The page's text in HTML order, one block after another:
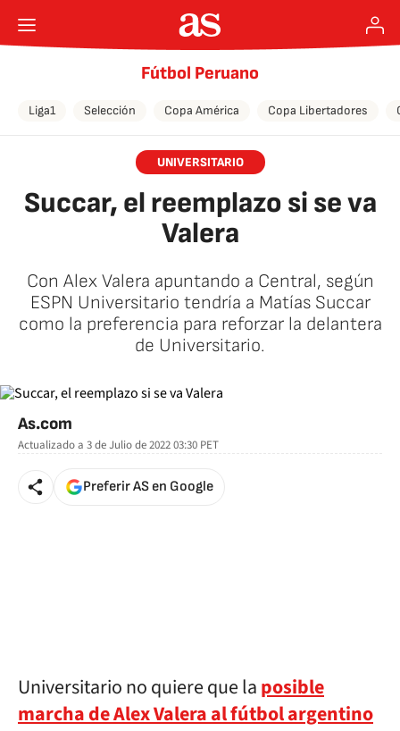
Fútbol Peruano
Liga1 Selección Copa América Copa Libertadores
UNIVERSITARIO
Succar, el reemplazo si se va
Valera
Con Alex Valera apuntando a Central, según
ESPN Universitario tendría a Matías Succar
como la preferencia para reforzar la delantera
de Universitario.
As.com
Actualizado a 3 de Julio de 2022 03:30 PET
Preferir AS en Google
Universitario no quiere que laposible
marcha de Alex Valera al fútbol argentino